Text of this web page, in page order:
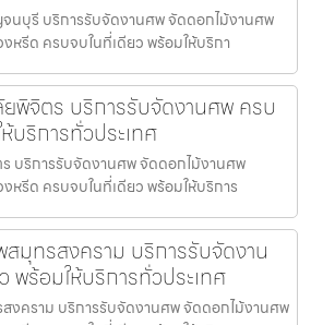
นบุรี บริการรับจัดงานศพ จัดดอกไม้งานศพ
งหรีด ครบจบในที่เดียว พร้อมให้บริกา
ยพิจิตร บริการรับจัดงานศพ ครบ
บริการทั่วประเทศ
บริการรับจัดงานศพ จัดดอกไม้งานศพ
หรีด ครบจบในที่เดียว พร้อมให้บริการ
มุทรสงคราม บริการรับจัดงาน
พร้อมให้บริการทั่วประเทศ
งคราม บริการรับจัดงานศพ จัดดอกไม้งานศพ